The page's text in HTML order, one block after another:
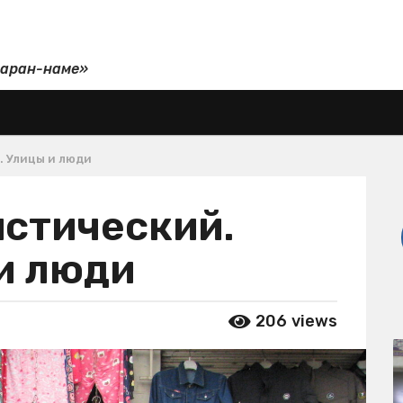
наме»
Улицы и люди
люди
206 views